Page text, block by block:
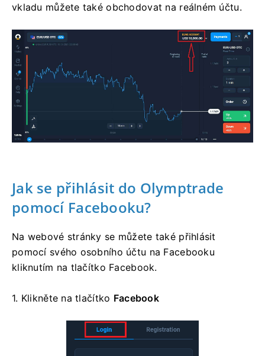
vkladu můžete také obchodovat na reálném účtu.
Jak se přihlásit do Olymptrade
pomocí Facebooku?
Na webové stránky se můžete také přihlásit
pomocí svého osobního účtu na Facebooku
kliknutím na tlačítko Facebook.
1. Klikněte natlačítko Facebook